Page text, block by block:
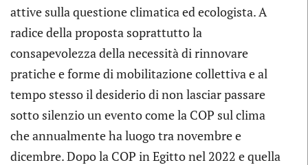
attive sulla questione climatica ed ecologista. A
radice della proposta soprattutto la
consapevolezza della necessità di rinnovare
pratiche e forme di mobilitazione collettiva e al
tempo stesso il desiderio di non lasciar passare
sotto silenzio un evento come la COP sul clima
che annualmente ha luogo tra novembre e
dicembre. Dopo la COP in Egitto nel 2022 e quella